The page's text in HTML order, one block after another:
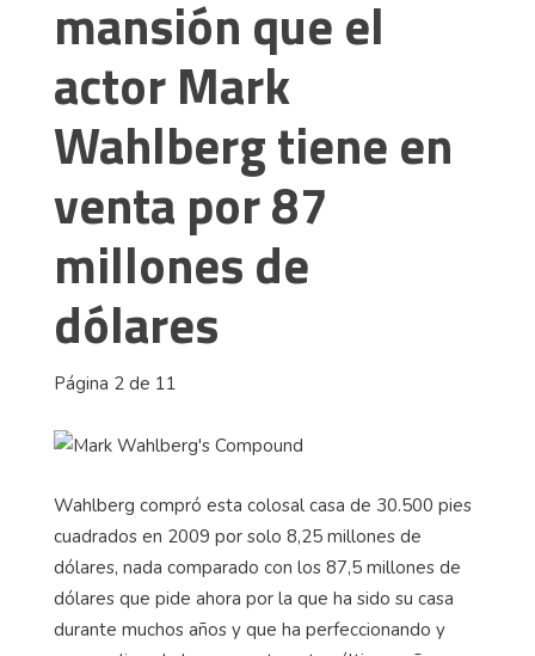
mansión que el
actor Mark
Wahlberg tiene en
venta por 87
millones de
dólares
Página 2 de 11
Wahlberg compró esta colosal casa de 30.500 pies
cuadrados en 2009 por solo 8,25 millones de
dólares, nada comparado con los 87,5 millones de
dólares que pide ahora por la que ha sido su casa
durante muchos años y que ha perfeccionando y